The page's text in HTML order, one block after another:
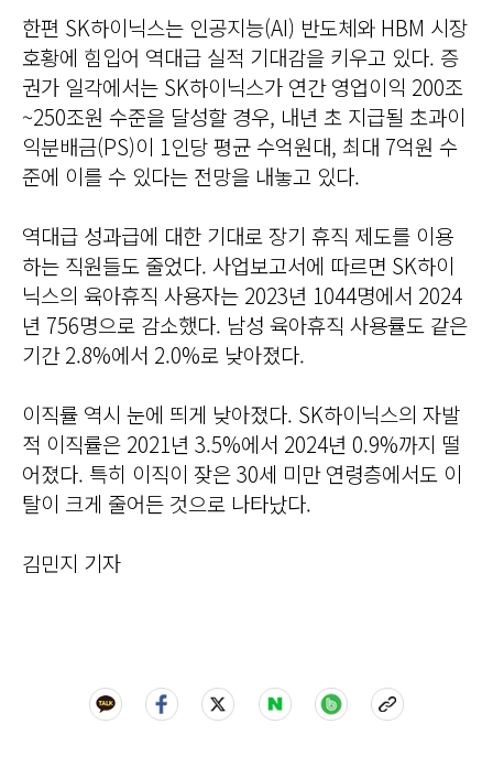
한편 SK하이닉스는 인공지능(AI) 반도체와 HBM 시장
호황에 힘입어 역대급 실적 기대감을 키우고 있다. 증
권가 일각에서는 SK하이닉스가 연간 영업이익 200조
~250조원 수준을 달성할 경우, 내년 초 지급될 초과이
익분배금(PS)이 1인당 평균 수억원대, 최대 7억원 수
준에 이를 수 있다는 전망을 내놓고 있다.
역대급 성과급에 대한 기대로 장기 휴직 제도를 이용
하는 직원들도 줄었다. 사업보고서에 따르면 SK하이
닉스의 육아휴직 사용자는 2023년 1044명에서 2024
년 756명으로 감소했다. 남성 육아휴직 사용률도 같은
기간 2.8%에서 2.0%로 낮아졌다.
이직률 역시 눈에 띄게 낮아졌다. SK하이닉스의 자발
적 이직률은 2021년 3.5%에서 2024년 0.9%까지 떨
어졌다. 특히 이직이 잦은 30세 미만 연령층에서도 이
탈이 크게 줄어든 것으로 나타났다.
김민지 기자